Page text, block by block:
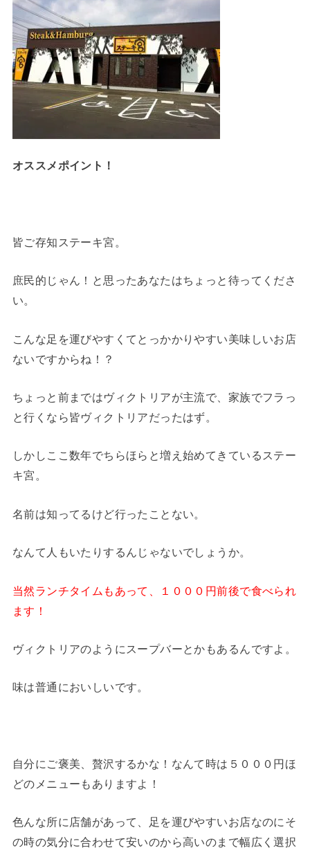
オススメポイント！
皆ご存知ステーキ宮。
庶民的じゃん！と思ったあなたはちょっと待ってくださ
い。
こんな足を運びやすくてとっかかりやすい美味しいお店
ないですからね！？
ちょっと前まではヴィクトリアが主流で、家族でフラっ
と行くなら皆ヴィクトリアだったはず。
しかしここ数年でちらほらと増え始めてきているステー
キ宮。
名前は知ってるけど行ったことない。
なんて人もいたりするんじゃないでしょうか。
当然ランチタイムもあって、１０００円前後で食べられ
ます！
ヴィクトリアのようにスープバーとかもあるんですよ。
味は普通においしいです。
自分にご褒美、贅沢するかな！なんて時は５０００円ほ
どのメニューもありますよ！
色んな所に店舗があって、足を運びやすいお店なのにそ
の時の気分に合わせて安いのから高いのまで幅広く選択